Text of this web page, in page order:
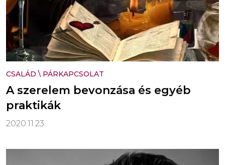
CSALÁD \ PÁRKAPCSOLAT
A szerelem bevonzása és egyéb
praktikák
2020.11.23.